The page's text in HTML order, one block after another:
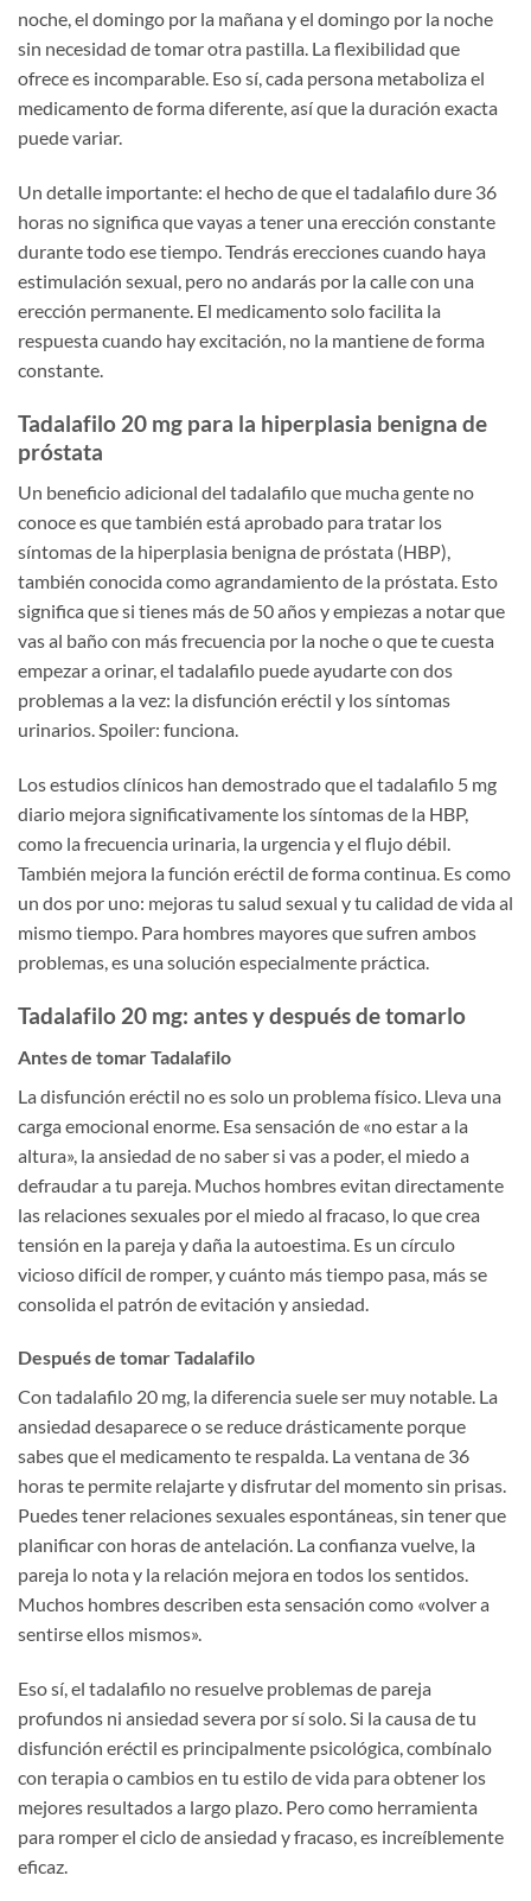
noche, el domingo por la mañana y el domingo por la noche
sin necesidad de tomar otra pastilla. La flexibilidad que
ofrece es incomparable. Eso sí, cada persona metaboliza el
medicamento de forma diferente, así que la duración exacta
puede variar.
Un detalle importante: el hecho de que el tadalafilo dure 36
horas no significa que vayas a tener una erección constante
durante todo ese tiempo. Tendrás erecciones cuando haya
estimulación sexual, pero no andarás por la calle con una
erección permanente. El medicamento solo facilita la
respuesta cuando hay excitación, no la mantiene de forma
constante.
Tadalafilo 20 mg para la hiperplasia benigna de
próstata
Un beneficio adicional del tadalafilo que mucha gente no
conoce es que también está aprobado para tratar los
síntomas de la hiperplasia benigna de próstata (HBP),
también conocida como agrandamiento de la próstata. Esto
significa que si tienes más de 50 años y empiezas a notar que
vas al baño con más frecuencia por la noche o que te cuesta
empezar a orinar, el tadalafilo puede ayudarte con dos
problemas a la vez: la disfunción eréctil y los síntomas
urinarios. Spoiler: funciona.
Los estudios clínicos han demostrado que el tadalafilo 5 mg
diario mejora significativamente los síntomas de la HBP,
como la frecuencia urinaria, la urgencia y el flujo débil.
También mejora la función eréctil de forma continua. Es como
un dos por uno: mejoras tu salud sexual y tu calidad de vida al
mismo tiempo. Para hombres mayores que sufren ambos
problemas, es una solución especialmente práctica.
Tadalafilo 20 mg: antes y después de tomarlo
Antes de tomar Tadalafilo
La disfunción eréctil no es solo un problema físico. Lleva una
carga emocional enorme. Esa sensación de «no estar a la
altura», la ansiedad de no saber si vas a poder, el miedo a
defraudar a tu pareja. Muchos hombres evitan directamente
las relaciones sexuales por el miedo al fracaso, lo que crea
tensión en la pareja y daña la autoestima. Es un círculo
vicioso difícil de romper, y cuánto más tiempo pasa, más se
consolida el patrón de evitación y ansiedad.
Después de tomar Tadalafilo
Con tadalafilo 20 mg, la diferencia suele ser muy notable. La
ansiedad desaparece o se reduce drásticamente porque
sabes que el medicamento te respalda. La ventana de 36
horas te permite relajarte y disfrutar del momento sin prisas.
Puedes tener relaciones sexuales espontáneas, sin tener que
planificar con horas de antelación. La confianza vuelve, la
pareja lo nota y la relación mejora en todos los sentidos.
Muchos hombres describen esta sensación como «volver a
sentirse ellos mismos».
Eso sí, el tadalafilo no resuelve problemas de pareja
profundos ni ansiedad severa por sí solo. Si la causa de tu
disfunción eréctil es principalmente psicológica, combínalo
con terapia o cambios en tu estilo de vida para obtener los
mejores resultados a largo plazo. Pero como herramienta
para romper el ciclo de ansiedad y fracaso, es increíblemente
eficaz.